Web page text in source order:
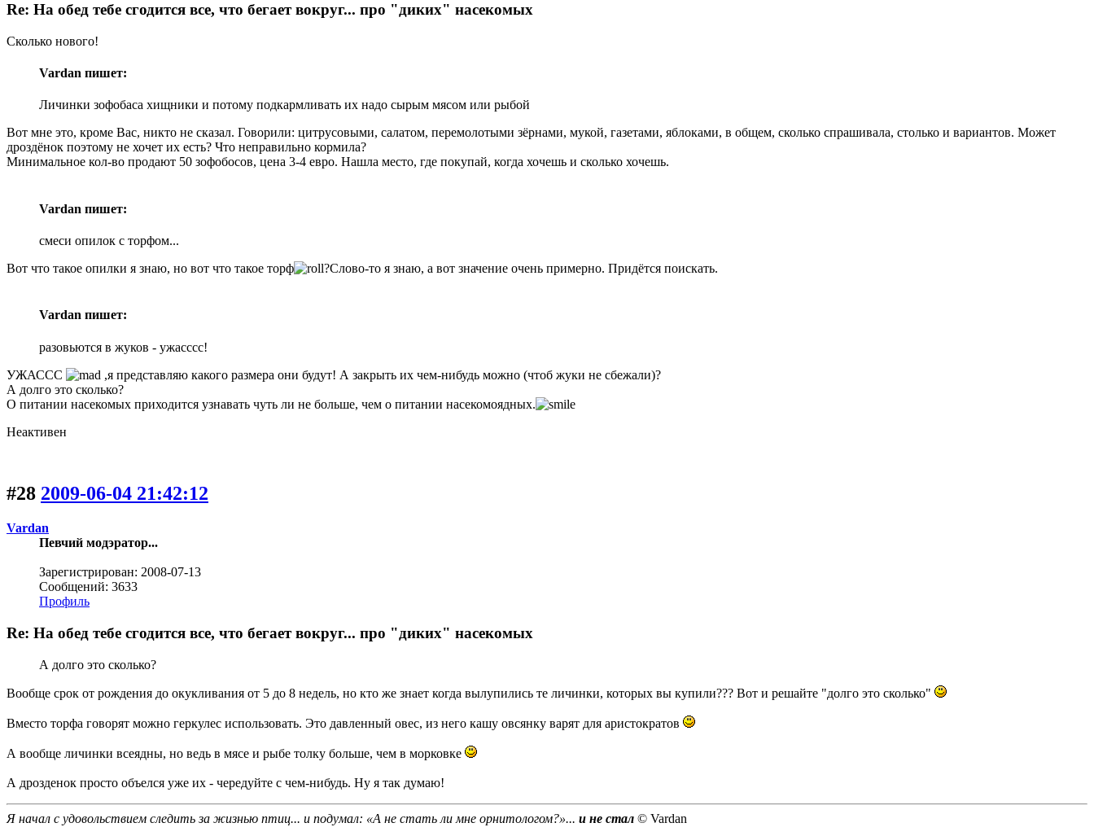
Re: На обед тебе сгодится все, что бегает вокруг... про "диких" насекомых
Сколько нового!
Vardan пишет:
Личинки зофобаса хищники и потому подкармливать их надо сырым мясом или рыбой
Вот мне это, кроме Вас, никто не сказал. Говорили: цитрусовыми, салатом, перемолотыми зёрнами, мукой, газетами, яблоками, в общем, сколько спрашивала, столько и вариантов. Может
дроздёнок поэтому не хочет их есть? Что неправильно кормила?
Минимальное кол-во продают 50 зофобосов, цена 3-4 евро. Нашла место, где покупай, когда хочешь и сколько хочешь.
Vardan пишет:
смеси опилок с торфом...
Вот что такое опилки я знаю, но вот что такое торф
?Слово-то я знаю, а вот значение очень примерно. Придётся поискать.
Vardan пишет:
разовьются в жуков - ужасссс!
УЖАССС
,я представляю какого размера они будут! А закрыть их чем-нибудь можно (чтоб жуки не сбежали)?
А долго это сколько?
О питании насекомых приходится узнавать чуть ли не больше, чем о питании насекомоядных.
Неактивен
#28 2009-06-04 21:42:12
Vardan
Певчий модэратор...
Зарегистрирован: 2008-07-13
Сообщений: 3633
Профиль
Re: На обед тебе сгодится все, что бегает вокруг... про "диких" насекомых
А долго это сколько?
Вообще срок от рождения до окукливания от 5 до 8 недель, но кто же знает когда вылупились те личинки, которых вы купили??? Вот и решайте "долго это сколько"
Вместо торфа говорят можно геркулес использовать. Это давленный овес, из него кашу овсянку варят для аристократов
А вообще личинки всеядны, но ведь в мясе и рыбе толку больше, чем в морковке
А дрозденок просто объелся уже их - чередуйте с чем-нибудь. Ну я так думаю!
Я начал с удовольствием следить за жизнью птиц... и подумал: «А не стать ли мне орнитологом?»... и не стал © Vardan